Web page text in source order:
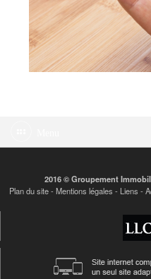
2016 © Groupement
Plan du site- Mentions légales - Liens -